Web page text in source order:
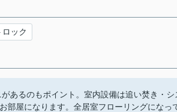
ロック
あるのもポイント。室内設備は追い焚き・シ
部屋になります。全居室フローリングになっ